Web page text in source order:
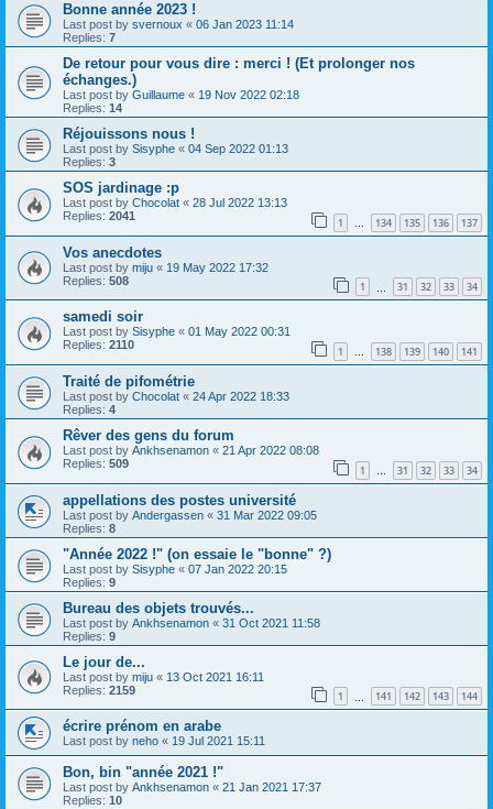
Bonne année 2023 !
Last post by svernoux « 06 Jan 2023 11:14
Replies: 7
De retour pour vous dire : merci ! (Et prolonger nos
échanges.)
Last post by Guillaume « 19 Nov 2022 02:18
Replies: 14
Réjouissons nous !
Last post by Sisyphe « 04 Sep 2022 01:13
Replies: 3
SOS jardinage :p
Last post by Chocolat « 28 Jul 2022 13:13
Replies: 2041 1 … 134 135 136 137
Vos anecdotes
Last post by miju « 19 May 2022 17:32
Replies: 508 1 31 32 33 34
samedi soir
Last post by Sisyphe « 01 May 2022 00:31
Replies: 2110 1 … 138 139 140 141
Traité de pifométrie
Last post by Chocolat « 24 Apr 2022 18:33
Replies: 4
Rêver des gens du forum
Last post by Ankhsenamon « 21 Apr 2022 08:08
Replies: 509 1 … 31 32 33 34
appellations des postes université
Last post by Andergassen « 31 Mar 2022 09:05
Replies: 8
"Année 2022 !" (on essaie le "bonne" ?)
Last post by Sisyphe « 07 Jan 2022 20:15
Replies: 9
Bureau des objets trouvés...
Last post by Ankhsenamon « 31 Oct 2021 11:58
Replies: 9
Le jour de...
Last post by miju « 13 Oct 2021 16:11
Replies: 2159 1 141 142 143 144
écrire prénom en arabe
Last post by neho « 19 Jul 2021 15:11
Bon, bin "année 2021 !"
Last post by Ankhsenamon « 21 Jan 2021 17:37
Replies: 10